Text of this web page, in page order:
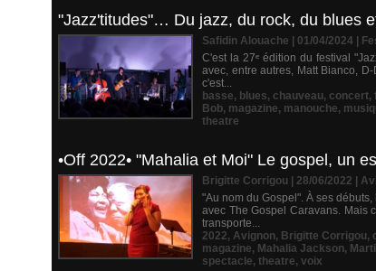
"Jazz'titudes"… Du jazz, du rock, du blues
Safidin Alouache | 01/04/2024
C'est la 27ᵉ édition du festival
avec, entre autres, Matt Bianco,
c'est...
basse, blues, chauveau, concert,
Bob, magazine, manouche,
theatre
•Off 2022• "Mahalia et Moi" Le gospel, un
Brigitte Corrigou | 28/06/2022
"Au nom du Gospel". À ses
avec The Gospel Caravans. Mais
transporte...
2022, Avignon, Brigitte Corrigou,
magazine, Mahalia Jackson,
spectacle, theatre, voix